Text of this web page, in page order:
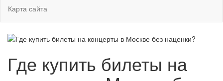
Карта сайта
Где купить билеты на